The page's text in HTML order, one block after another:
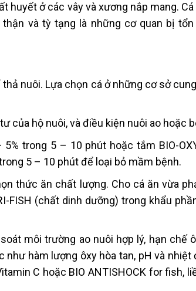
huyết ở các vây và xương nắp mang.
và tỳ tạng là những cơ quan bị
nuôi. Lựa chọn cá ở những cơ sở
của hộ nuôi, và điều kiện nuôi ao hoặc
trong 5 – 10 phút hoặc tắm BIO-
5 – 10 phút để loại bỏ mầm bệnh.
thức ăn chất lượng. Cho cá ăn vừa
FISH (chất dinh dưỡng) trong khẩu
môi trường ao nuôi hợp lý, hạn chế
hàm lượng ôxy hòa tan, pH và nhiệt
C hoặc BIO ANTISHOCK for fish,